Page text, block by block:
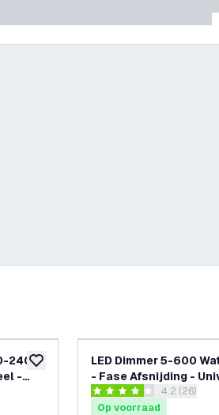
toevoegen aan verlanglijst
240V
-
LED Dimmer 5-600
- Fase Afsnijding -
Compleetreviews
4.2 score sterren4.2 (26)
Op voorraad